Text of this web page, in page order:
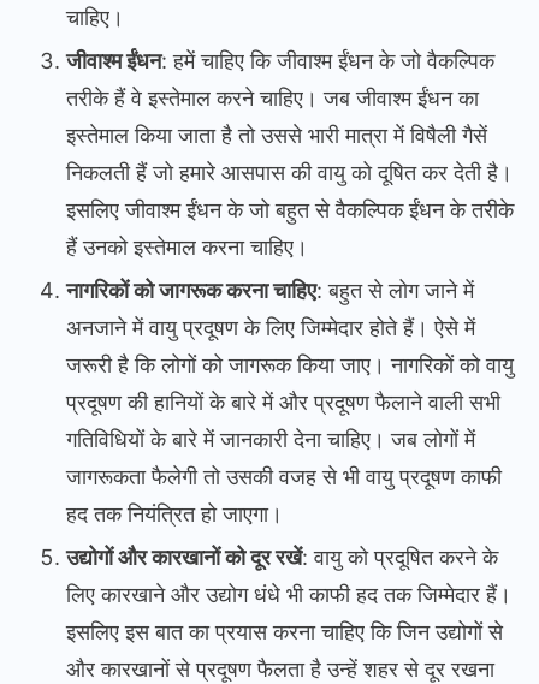
चाहिए।
जीवाश्म ईंधन: हमें चाहिए कि जीवाश्म ईंधन के जो वैकल्पिक
तरीके हैं वे इस्तेमाल करने चाहिए। जब जीवाश्म ईंधन का
इस्तेमाल किया जाता है तो उससे भारी मात्रा में विषैली गैसें
निकलती हैं जो हमारे आसपास की वायु को दूषित कर देती है।
इसलिए जीवाश्म ईंधन के जो बहुत से वैकल्पिक ईंधन के तरीके
हैं उनको इस्तेमाल करना चाहिए।
नागरिकों को जागरूक करना चाहिए: बहुत से लोग जाने में
अनजाने में वायु प्रदूषण के लिए जिम्मेदार होते हैं। ऐसे में
जरूरी है कि लोगों को जागरूक किया जाए। नागरिकों को वायु
प्रदूषण की हानियों के बारे में और प्रदूषण फैलाने वाली सभी
गतिविधियों के बारे में जानकारी देना चाहिए। जब लोगों में
जागरूकता फैलेगी तो उसकी वजह से भी वायु प्रदूषण काफी
हद तक नियंत्रित हो जाएगा।
उद्योगों और कारखानों को दूर रखें: वायु को प्रदूषित करने के
लिए कारखाने और उद्योग धंधे भी काफी हद तक जिम्मेदार हैं।
इसलिए इस बात का प्रयास करना चाहिए कि जिन उद्योगों से
और कारखानों से प्रदूषण फैलता है उन्हें शहर से दूर रखना